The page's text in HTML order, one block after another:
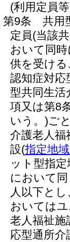
(利用定員
第9条
共用
定員(当該
おいて同
供を受け
認知症対応
型共同生活
項又は第8
いう。)ご
介護老人福
設(指定地
ット型指
において
人以下と
おいては
老人福祉施
応型通所